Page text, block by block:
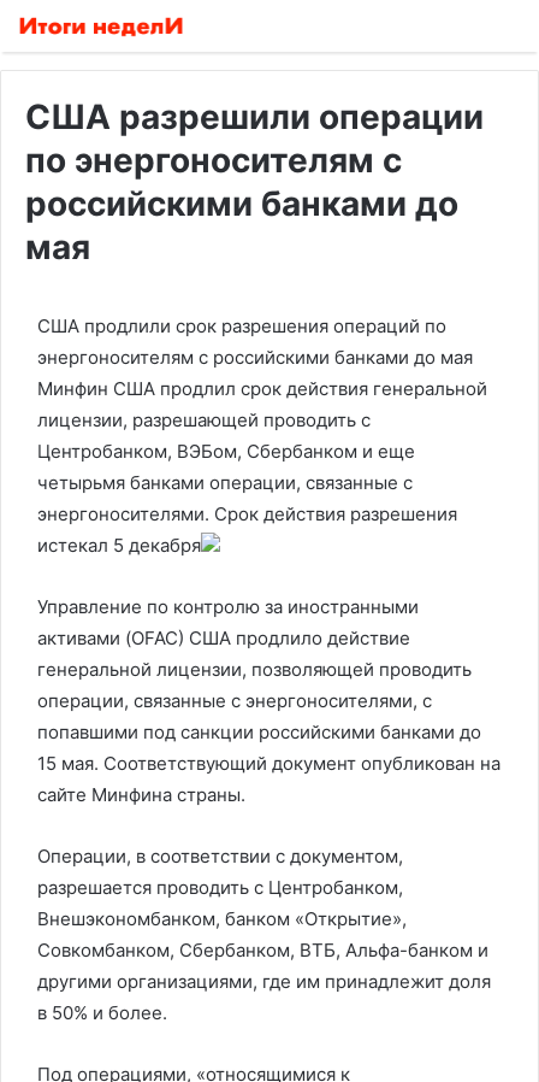
США разрешили операции
по энергоносителям с
российскими банками до
мая
США продлили срок разрешения операций по
энергоносителям с российскими банками до мая
Минфин США продлил срок действия генеральной
лицензии, разрешающей проводить с
Центробанком, ВЭБом, Сбербанком и еще
четырьмя банками операции, связанные с
энергоносителями. Срок действия разрешения
истекал 5 декабря
Управление по контролю за иностранными
активами (OFAC) США продлило действие
генеральной лицензии, позволяющей проводить
операции, связанные с энергоносителями, с
попавшими под санкции российскими банками до
15 мая. Соответствующий документ опубликован на
сайте Минфина страны.
Операции, в соответствии с документом,
разрешается проводить с Центробанком,
Внешэкономбанком, банком «Открытие»,
Совкомбанком, Сбербанком, ВТБ, Альфа-банком и
другими организациями, где им принадлежит доля
в 50% и более.
Под операциями, «относящимися к